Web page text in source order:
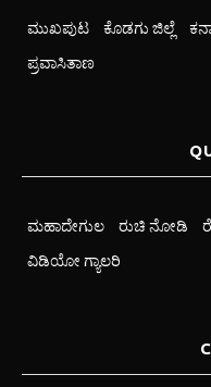
ಮುಖಪುಟ ಕೊಡಗು ಜಿಲ್ಲೆ
ಪ್ರವಾಸಿತಾಣ
ಮಹಾದೇಗುಲ ರುಚಿ ನೋಡಿ
ವಿಡಿಯೋ ಗ್ಯಾಲರಿ